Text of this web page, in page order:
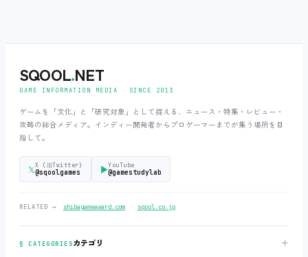
SQOOL.NET
GAME INFORMATION MEDIA ‧ SINCE 2013
ゲームを「文化」と「研究対象」として捉える、ニュース・特集・レビュー・
攻略の総合メディア。インディー開発者からプロゲーマーまでが集う場所を目
指して。
𝕏 X (旧Twitter)
@sqoolgames ▶YouTube
@gamestudylab
RELATED → shibagameaward.com ‧ sqool.co.jp
§ CATEGORIESカテゴリ ＋